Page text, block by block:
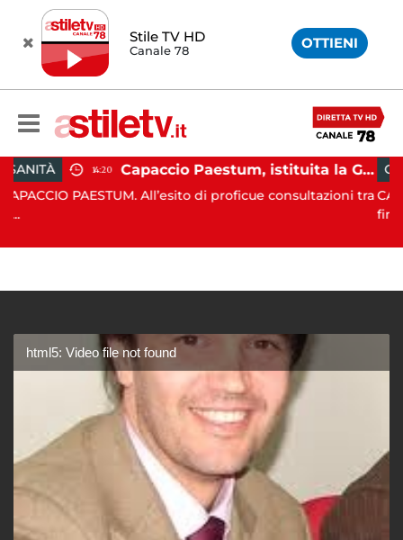
Stile TV HD
Canale 78 OTTIENI
14:20 Capaccio Paestum, istituita la Guardia Medica Turistica presso il Psaut di Piazza Santini
All’esito di proficue consultazioni tra
GIUDIZIARIA
CAPACCIO
html5: Video file not found